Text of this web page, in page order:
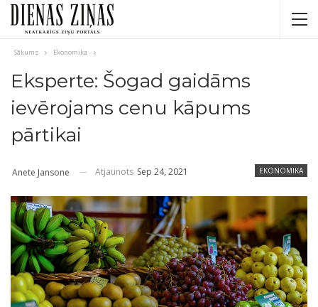
Sākums Ekonomika
Eksperte: Šogad gaidāms
ievērojams cenu kāpums
pārtikai
EKONOMIKA
Anete Jansone Atjaunots Sep 24, 2021